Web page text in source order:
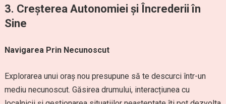
3. Creșterea Autonomiei și Încrederii în
Sine
Navigarea Prin Necunoscut
Explorarea unui oraș nou presupune să te descurci într-un
mediu necunoscut. Găsirea drumului, interacțiunea cu